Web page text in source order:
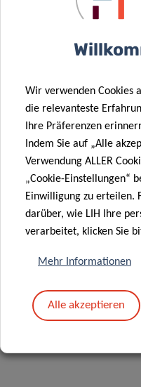
MARYNA
PhD Student
Multiomics Data
Contact
Teilen auf
Wir verwenden Cookies
die relevanteste
Ihre Präferenzen
Indem Sie auf „Alle
Verwendung ALLER
„Cookie-Einstellungen“
Einwilligung zu erteilen.
darüber, wie LIH Ihre
verarbeitet, klicken Sie
Mehr Informationen
Alle akzeptieren